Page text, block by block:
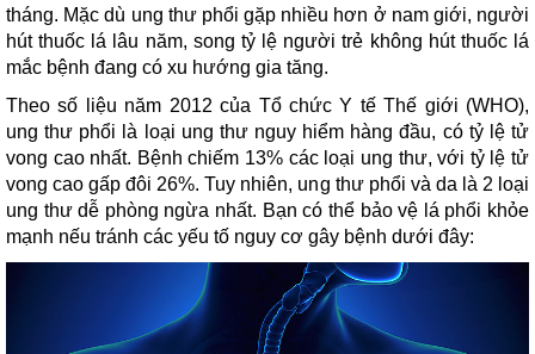
tháng. Mặc dù ung thư phổi gặp nhiều hơn ở nam giới, người
hút thuốc lá lâu năm, song tỷ lệ người trẻ không hút thuốc lá
mắc bệnh đang có xu hướng gia tăng.
Theo số liệu năm 2012 của Tổ chức Y tế Thế giới (WHO),
ung thư phổi là loại ung thư nguy hiểm hàng đầu, có tỷ lệ tử
vong cao nhất. Bệnh chiếm 13% các loại ung thư, với tỷ lệ tử
vong cao gấp đôi 26%. Tuy nhiên, ung thư phổi và da là 2 loại
ung thư dễ phòng ngừa nhất. Bạn có thể bảo vệ lá phổi khỏe
mạnh nếu tránh các yếu tố nguy cơ gây bệnh dưới đây: